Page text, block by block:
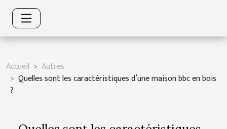
Accueil
Autres
Quelles sont les caractéristiques d’une maison bbc en bois
?